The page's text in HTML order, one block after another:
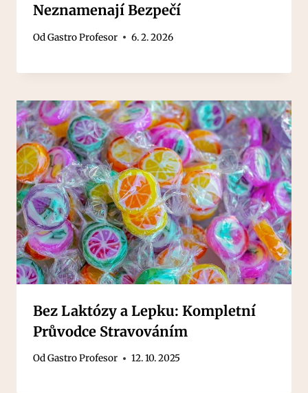
Neznamenají Bezpečí
OdGastro Profesor 6. 2. 2026
Bez Laktózy a Lepku: Kompletní
Průvodce Stravováním
OdGastro Profesor 12. 10. 2025